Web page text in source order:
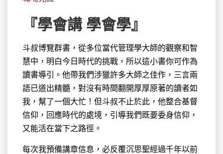
『學會講 學會學』
斗叔博覽群書，從多位當代管理學大師的觀察和智
慧中，明白今日時代的挑戰，所以這小書你可作為
讀書導引。他帶我們涉獵許多大師之佳作，三言兩
語已道出精髓，對沒有時間翻開厚厚原著的讀者如
我，幫了一個大忙！但斗叔不止於此，他整合基督
信仰，回應時代的處境，引導我們既要委身信仰，
又能活在當下之路徑。
每次我預備講章信息，必反覆沉思聖經過千年以前